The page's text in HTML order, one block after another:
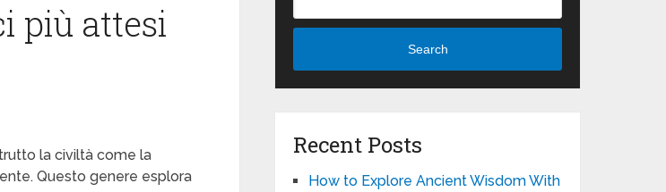
più attesi
la civiltà come la
Questo genere esplora
Search
Recent Posts
How to Explore Ancient Wisdom With